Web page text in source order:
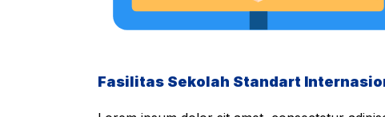
Fasilitas Sekolah Standart